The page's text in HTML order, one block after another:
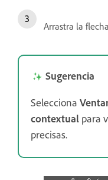
Arrastra la
Sugerencia
Selecciona
contextual para
precisas.